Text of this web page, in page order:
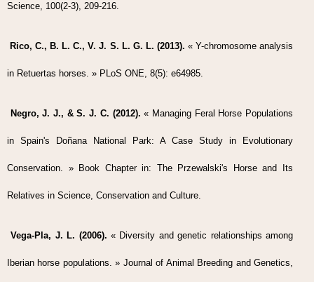
Science, 100(2-3), 209-216.
Rico, C., B. L. C., V. J. S. L. G. L. (2013). « Y-chromosome analysis
in Retuertas horses. » PLoS ONE, 8(5): e64985.
Negro, J. J., & S. J. C. (2012). « Managing Feral Horse Populations
in Spain's Doñana National Park: A Case Study in Evolutionary
Conservation. » Book Chapter in: The Przewalski's Horse and Its
Relatives in Science, Conservation and Culture.
Vega-Pla, J. L. (2006). « Diversity and genetic relationships among
Iberian horse populations. » Journal of Animal Breeding and Genetics,